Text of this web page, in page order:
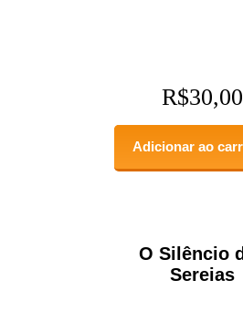
R$30,00
Adicionar ao
O Silêncio
Sereias